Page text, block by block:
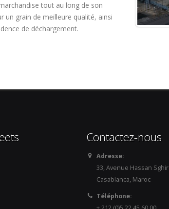
tout au long de son
un grain de meilleure qualité, ainsi
de déchargement.
Contactez-nous
Adresse:
33, Avenue Hassan Sghir
Casablanca, Maroc
Téléphone: